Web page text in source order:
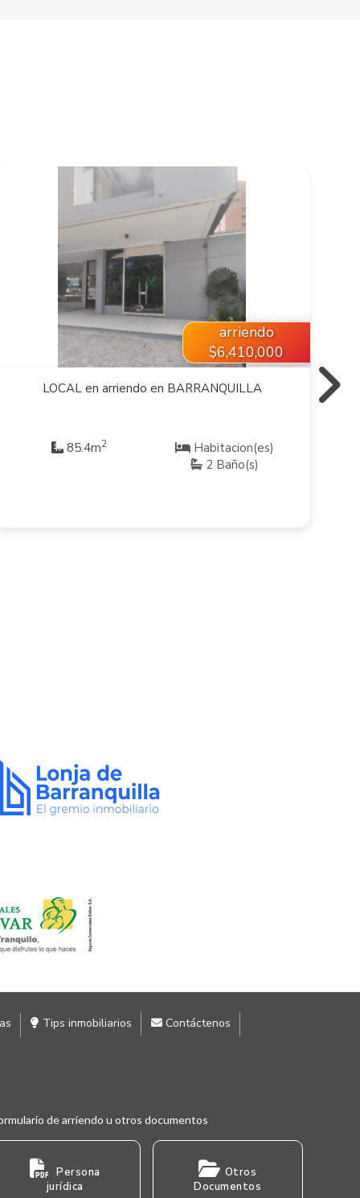
VER INMUEBLE
arriendo
$6,410,000
LOCAL en arriendo en BARRANQUILLA
85.4m2
Habitacion(es)
2 Baño(s)
Tips inmobiliarios Contáctenos
de arriendo u otros documentos
Persona
jurídica
Otros
Documentos